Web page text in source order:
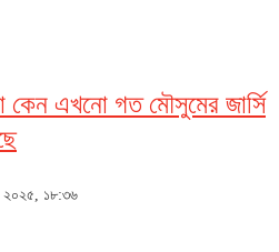
কেন এখনো গত মৌসুমের জার্সি
২০২৫, ১৮:৩৬